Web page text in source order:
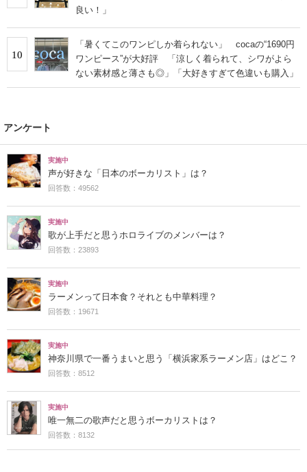
良い！」
10
「暑くてこのワンピしか着られない」 cocaの“1690円
ワンピース”が大好評 「涼しく着られて、シワがよら
ない素材感と薄さも◎」「大好きすぎて色違いも購入」
アンケート
実施中
声が好きな「日本のボーカリスト」は？
回答数：49562
実施中
歌が上手だと思うホロライブのメンバーは？
回答数：23893
実施中
ラーメンって日本食？それとも中華料理？
回答数：19671
実施中
神奈川県で一番うまいと思う「横浜家系ラーメン店」はどこ？
回答数：8512
実施中
唯一無二の歌声だと思うボーカリストは？
回答数：8132